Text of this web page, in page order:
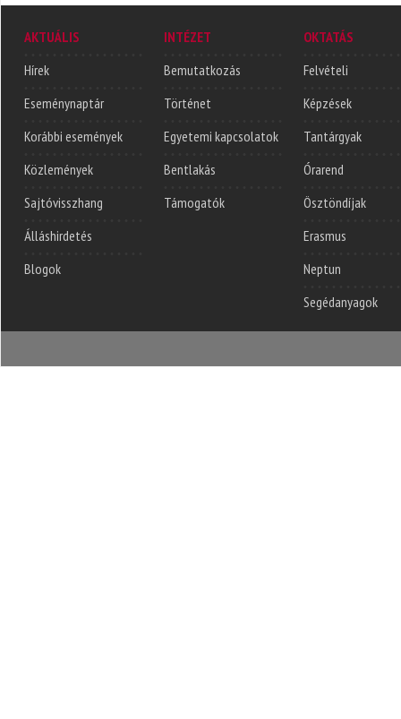
AKTUÁLIS
Hírek
Eseménynaptár
Korábbi események
Közlemények
Sajtóvisszhang
Álláshirdetés
Blogok
INTÉZET
Bemutatkozás
Történet
Egyetemi kapcsolatok
Bentlakás
Támogatók
OKTATÁS
Felvételi
Képzések
Tantárgyak
Órarend
Ösztöndíjak
Erasmus
Neptun
Segédanyagok